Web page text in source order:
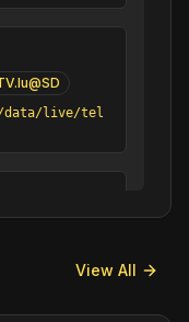
data/live/tel
El
View All